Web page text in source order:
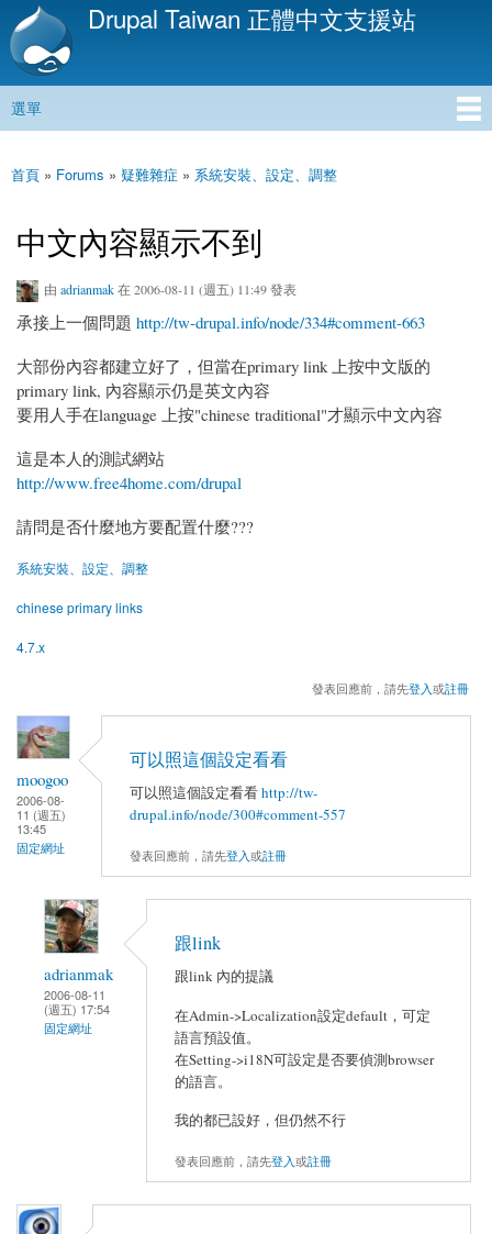
移
內
Drupal Taiwan 正體中文支援站
主選單
選單
您在這裡
首頁 » Forums » 疑難雜症 » 系統安裝、設定、調整
中文內容顯示不到
由 adrianmak在 2006-08-11 (週五) 11:49 發表
承接上一個問題 http://tw-drupal.info/node/334#comment-663
大部份內容都建立好了，但當在primary link 上按中文版的
primary link, 內容顯示仍是英文內容
要用人手在language 上按"chinese traditional"才顯示中文內容
這是本人的測試網站
http://www.free4home.com/drupal
請問是否什麼地方要配置什麼???
系統安裝、設定、調整
chinese primary links
4.7.x
發表回應前，請先登入或註冊
moogoo
2006-08-
11 (週五)
13:45
固定網址
可以照這個設定看看
可以照這個設定看看http://tw-
drupal.info/node/300#comment-557
發表回應前，請先登入或註冊
adrianmak
2006-08-11
(週五) 17:54
固定網址
跟link
跟link 內的提議
在Admin->Localization設定default，可定
語言預設值。
在Setting->i18N可設定是否要偵測browser
的語言。
我的都已設好，但仍然不行
發表回應前，請先登入或註冊